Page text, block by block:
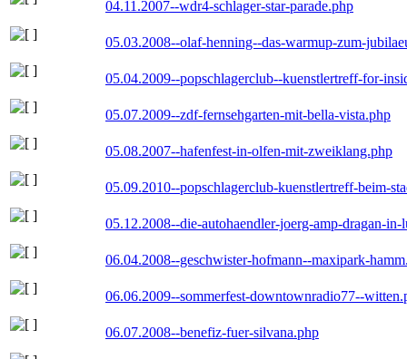
04.11.2007--wdr4-schlager-star-parade.php
05.03.2008--olaf-henning--das-warmup-zum-
05.04.2009--popschlagerclub--kuenstlertreff-for-
05.07.2009--zdf-fernsehgarten-mit-bella-vista.php
05.08.2007--hafenfest-in-olfen-mit-zweiklang.php
05.09.2010--popschlagerclub-kuenstlertreff-beim-
05.12.2008--die-autohaendler-joerg-amp-dragan-in-
06.04.2008--geschwister-hofmann--maxipark-
06.06.2009--sommerfest-downtownradio77--
06.07.2008--benefiz-fuer-silvana.php